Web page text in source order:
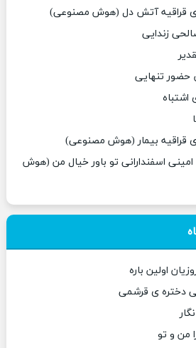
قراقیه آتش دل (هوش مصنوعی)
زندایی
حضور تنهایی
اشتباه
قراقیه بیمار (هوش مصنوعی)
اسفندارانی تو باور خیال من (هوش
اولین باره
دختره ی قرشمی
من و تو